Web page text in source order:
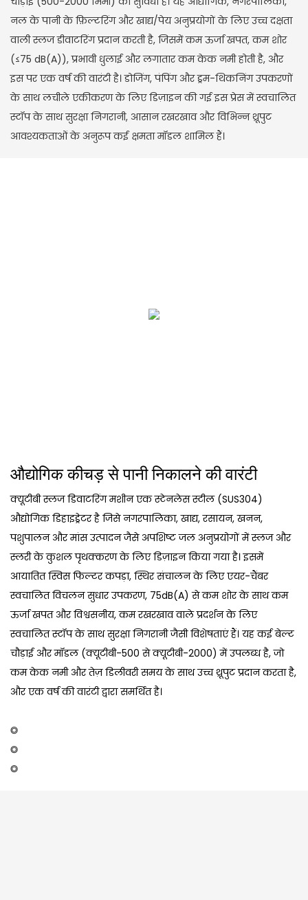
नल के पानी के फ़िल्टरिंग और खाद्य/पेय अनुप्रयोगों के लिए उच्च दक्षता
वाली स्लज डीवाटरिंग प्रदान करती है, जिसमें कम ऊर्जा खपत, कम शोर
(≤75 dB(A)), प्रभावी धुलाई और लगातार कम केक नमी होती है, और
इस पर एक वर्ष की वारंटी है। डोजिंग, पंपिंग और ड्रम-थिकनिंग उपकरणों
के साथ लचीले एकीकरण के लिए डिज़ाइन की गई इस प्रेस में स्वचालित
स्टॉप के साथ सुरक्षा निगरानी, ​​आसान रखरखाव और विभिन्न थ्रूपुट
आवश्यकताओं के अनुरूप कई क्षमता मॉडल शामिल हैं।
औद्योगिक कीचड़ से पानी निकालने की वारंटी
क्यूटीबी स्लज डिवाटरिंग मशीन एक स्टेनलेस स्टील (SUS304)
औद्योगिक डिहाइड्रेटर है जिसे नगरपालिका, खाद्य, रसायन, खनन,
पशुपालन और मांस उत्पादन जैसे अपशिष्ट जल अनुप्रयोगों में स्लज और
स्लरी के कुशल पृथक्करण के लिए डिज़ाइन किया गया है। इसमें
आयातित स्विस फिल्टर कपड़ा, स्थिर संचालन के लिए एयर-चैंबर
स्वचालित विचलन सुधार उपकरण, 75dB(A) से कम शोर के साथ कम
ऊर्जा खपत और विश्वसनीय, कम रखरखाव वाले प्रदर्शन के लिए
स्वचालित स्टॉप के साथ सुरक्षा निगरानी जैसी विशेषताएं हैं। यह कई बेल्ट
चौड़ाई और मॉडल (क्यूटीबी-500 से क्यूटीबी-2000) में उपलब्ध है, जो
कम केक नमी और तेज़ डिलीवरी समय के साथ उच्च थ्रूपुट प्रदान करता है,
और एक वर्ष की वारंटी द्वारा समर्थित है।
◎
◎
◎